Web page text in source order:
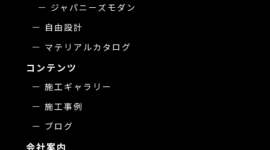
ジャパニーズモダン
自由設計
マテリアルカタログ
コンテンツ
施工ギャラリー
施工事例
ブログ
会社案内